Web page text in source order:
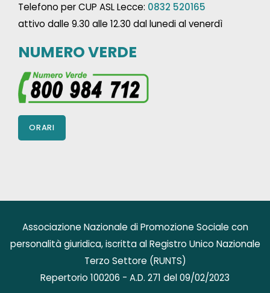
Telefono per CUP ASL Lecce: 0832 520165
attivo dalle 9.30 alle 12.30 dal lunedi al venerdì
NUMERO VERDE
ORARI
Associazione Nazionale di Promozione Sociale con
personalità giuridica, iscritta al Registro Unico Nazionale
Terzo Settore (RUNTS)
Repertorio 100206 - A.D. 271 del 09/02/2023